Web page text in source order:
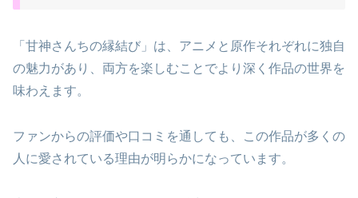
「甘神さんちの縁結び」は、アニメと原作それぞれに独自
の魅力があり、両方を楽しむことでより深く作品の世界を
味わえます。
ファンからの評価や口コミを通しても、この作品が多くの
人に愛されている理由が明らかになっています。